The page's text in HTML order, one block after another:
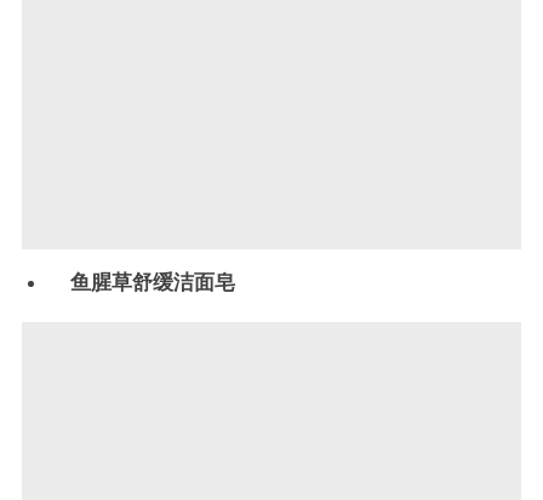
鱼腥草舒缓洁面皂